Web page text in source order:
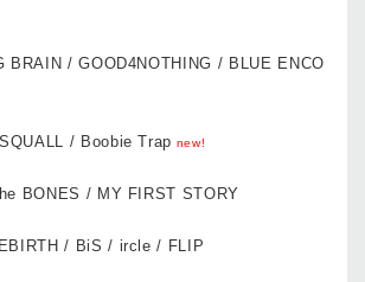
BRAIN / GOOD4NOTHING / BLUE ENCO
/ Boobie Trap new!
BONES / MY FIRST STORY
/ BiS / ircle / FLIP